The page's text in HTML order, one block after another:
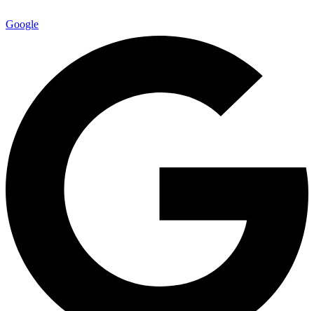
Google